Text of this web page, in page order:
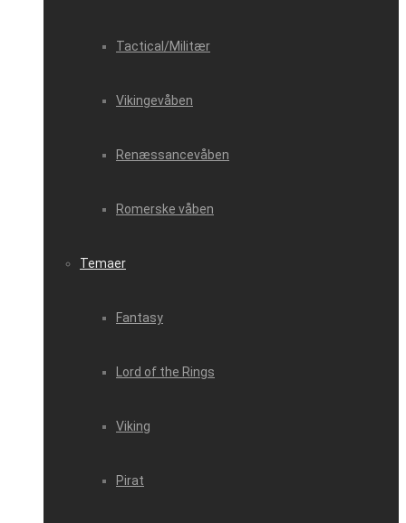
Tactical/Militær
Vikingevåben
Renæssancevåben
Romerske våben
Temaer
Fantasy
Lord of the Rings
Viking
Pirat